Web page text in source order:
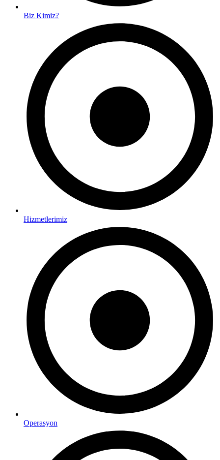
Biz Kimiz?
Hizmetlerimiz
Operasyon